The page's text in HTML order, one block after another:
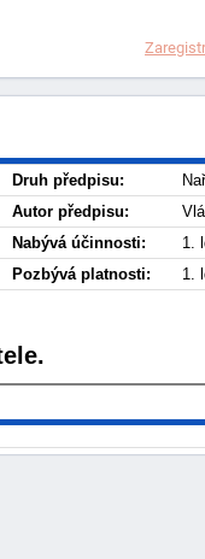
Druh předpisu:
Autor předpisu:
Nabývá účinnosti:
1.
Pozbývá platnosti: 1.